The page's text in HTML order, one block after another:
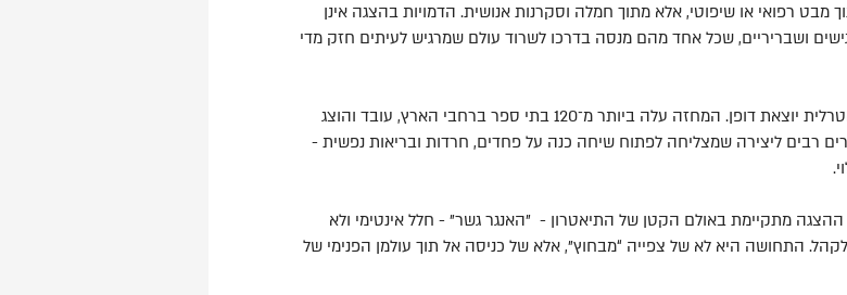
רפואי או שיפוטי, אלא מתוך חמלה וסקרנות אנושית. הדמויות בהצגה אינן
ושבריריים, שכל אחד מהם מנסה בדרכו לשרוד עולם שמרגיש לעיתים חזק מדי
מאז שעלתה ב-2019 הפכה ההצגה לתופעה תיאטרלית יוצאת דופן. המחזה עלה ביותר מ־120 בתי ספר ברחבי הארץ, עובד והוצג
רבים ליצירה שמצליחה לפתוח שיחה כנה על פחדים, חרדות ובריאות נפשית -
מתקיימת באולם הקטן של התיאטרון - "האנגר גשר" - חלל אינטימי ולא
התחושה היא לא של צפייה “מבחוץ”, אלא של כניסה אל תוך עולמן הפנימי של